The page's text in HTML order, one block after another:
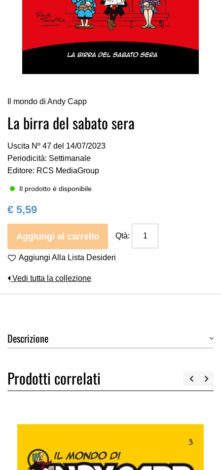
all'inizio
della
galleria
immagini
Il mondo di Andy Capp
La birra del sabato sera
Uscita Nº 47 del 14/07/2023
Periodicità: Settimanale
Editore: RCS MediaGroup
Il prodotto è disponibile
€ 5,59
Aggiungi al carrello Qtà:
Aggiungi Alla Lista Desideri
Vedi tutta la collezione
Descrizione
Prodotti correlati